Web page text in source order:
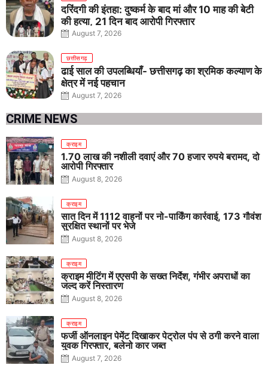
दरिंदगी की इंतहा: दुष्कर्म के बाद मां और 10 माह की बेटी
की हत्या, 21 दिन बाद आरोपी गिरफ्तार
August 7, 2026
छत्तीसगढ़
ढाई साल की उपलब्धियाँ- छत्तीसगढ़ का श्रमिक कल्याण के
क्षेत्र में नई पहचान
August 7, 2026
CRIME NEWS
क्राइम
1.70 लाख की नशीली दवाएं और 70 हजार रुपये बरामद, दो
आरोपी गिरफ्तार
August 8, 2026
क्राइम
सात दिन में 1112 वाहनों पर नो-पार्किंग कार्रवाई, 173 गौवंश
सुरक्षित स्थानों पर भेजे
August 8, 2026
क्राइम
क्राइम मीटिंग में एएसपी के सख्त निर्देश, गंभीर अपराधों का
जल्द करें निस्तारण
August 8, 2026
क्राइम
फर्जी ऑनलाइन पेमेंट दिखाकर पेट्रोल पंप से ठगी करने वाला
युवक गिरफ्तार, बलेनो कार जब्त
August 7, 2026